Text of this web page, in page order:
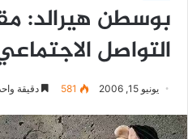
بوسطن هيرالد:
التواصل
يونيو 15, 2006 581 دقيقة